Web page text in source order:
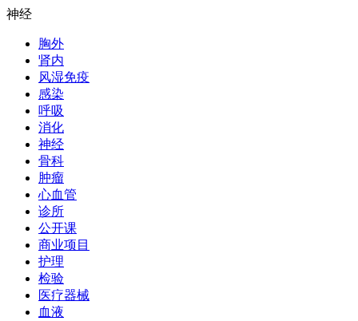
神经
胸外
肾内
风湿免疫
感染
呼吸
消化
神经
骨科
肿瘤
心血管
诊所
公开课
商业项目
护理
检验
医疗器械
血液